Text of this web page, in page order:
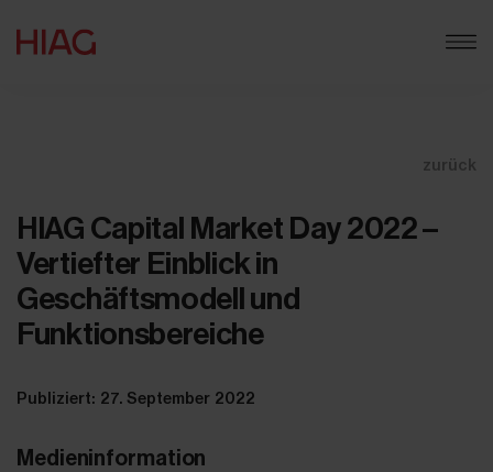
zurück
HIAG Capital Market Day 2022 –
Vertiefter Einblick in
Geschäftsmodell und
Funktionsbereiche
Publiziert: 27. September 2022
Medieninformation